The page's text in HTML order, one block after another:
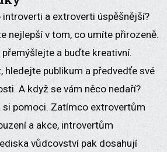
a extroverti úspěšnější?
nejlepší v tom, co umíte přirozeně.
a buďte kreativní.
hledejte publikum a předvedťe své
A když se vám něco nedaří?
si pomoci. Zatímco extrovertům
a akce, introvertům
vůdcovství pak dosahují